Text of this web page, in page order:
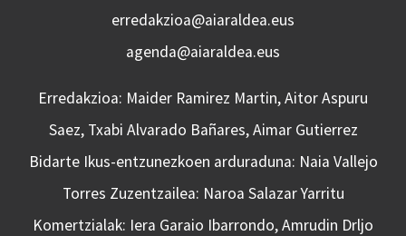
erredakzioa@aiaraldea.eus
agenda@aiaraldea.eus
Erredakzioa: Maider Ramirez Martin, Aitor Aspuru
Saez, Txabi Alvarado Bañares, Aimar Gutierrez
Bidarte Ikus-entzunezkoen arduraduna: Naia Vallejo
Torres Zuzentzailea: Naroa Salazar Yarritu
Komertzialak: Iera Garaio Ibarrondo, Amrudin Drljo